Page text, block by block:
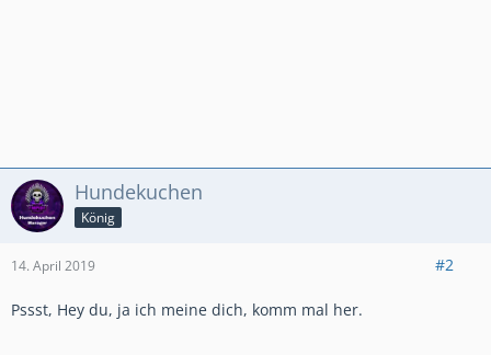
Hundekuchen
König
14. April 2019 #2
Pssst, Hey du, ja ich meine dich, komm mal her.